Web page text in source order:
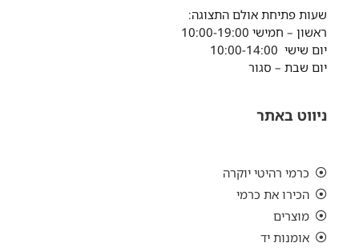
שעות פתיחת אולם התצוגה:
ראשון – חמישי 10:00-19:00
יום שישי 10:00-14:00
יום שבת – סגור
ניווט באתר
כרמי רהיטי יוקרה
הכירו את כרמי
מוצרים
אומנות יד